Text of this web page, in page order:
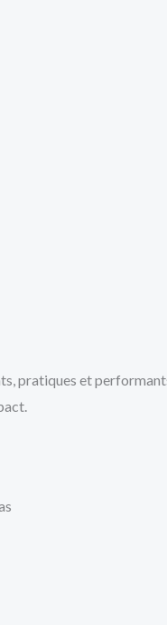
pratiques et